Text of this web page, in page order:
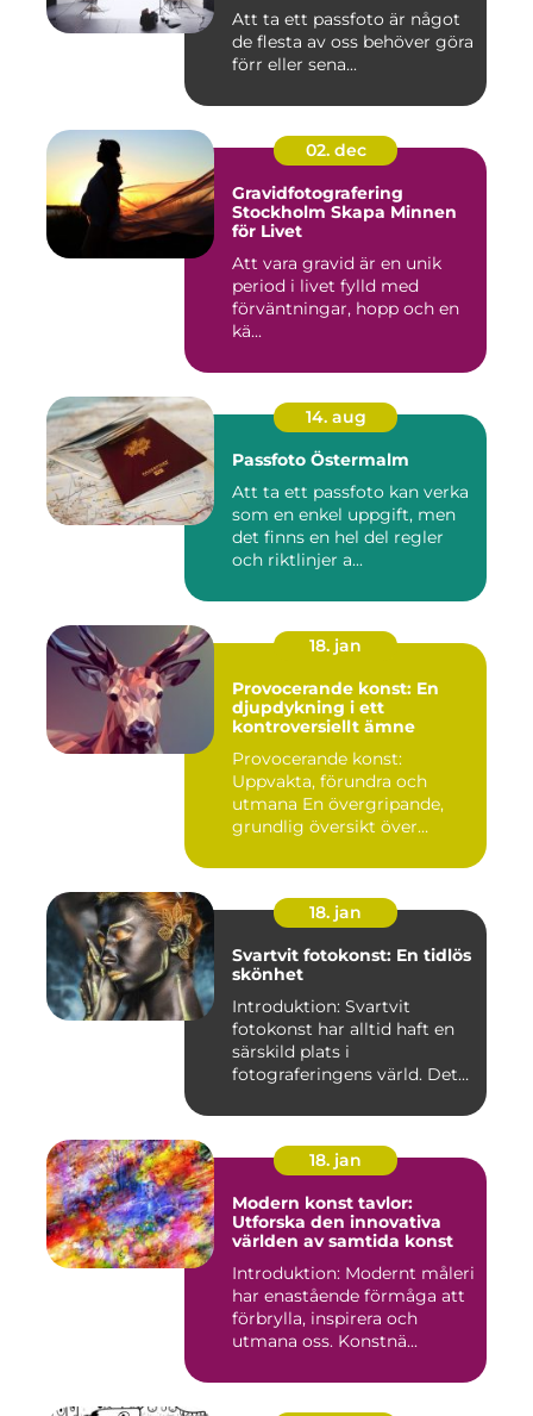
Att ta ett passfoto är något
de flesta av oss behöver göra
förr eller sena...
02. dec
Gravidfotografering
Stockholm Skapa Minnen
för Livet
Att vara gravid är en unik
period i livet fylld med
förväntningar, hopp och en
kä...
14. aug
Passfoto Östermalm
Att ta ett passfoto kan verka
som en enkel uppgift, men
det finns en hel del regler
och riktlinjer a...
18. jan
Provocerande konst: En
djupdykning i ett
kontroversiellt ämne
Provocerande konst:
Uppvakta, förundra och
utmana En övergripande,
grundlig översikt över
18. jan
Svartvit fotokonst: En tidlös
skönhet
Introduktion: Svartvit
fotokonst har alltid haft en
särskild plats i
fotograferingens värld. Det
18. jan
Modern konst tavlor:
Utforska den innovativa
världen av samtida konst
Introduktion: Modernt måleri
har enastående förmåga att
förbrylla, inspirera och
utmana oss. Konstnä...